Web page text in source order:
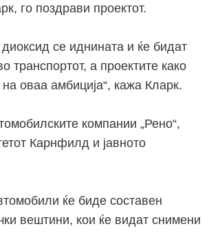
го поздрави проектот.
се иднината и ќе бидат
транспортот, а проектите како
оваа амбиција“, кажа Кларк.
компании „Рено“,
Карнфилд и јавното
ќе биде составен
вештини, кои ќе видат снимени